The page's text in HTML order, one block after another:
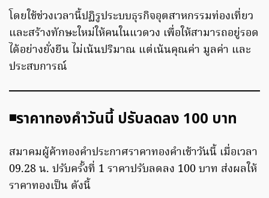
โดยใช้ช่วงเวลานี้ปฏิรูประบบธุรกิจอุตสาหกรรมท่องเที่ยว
และสร้างทักษะใหม่ให้คนในแวดวง เพื่อให้สามารถอยู่รอด
ได้อย่างยั่งยืน ไม่เน้นปริมาณ แต่เน้นคุณค่า มูลค่า และ
ประสบการณ์
◾️ราคาทองคำวันนี้ ปรับลดลง 100 บาท
สมาคมผู้ค้าทองคำประกาศราคาทองคำเช้าวันนี้ เมื่อเวลา
09.28 น. ปรับครั้งที่ 1 ราคาปรับลดลง 100 บาท ส่งผลให้
ราคาทองเป็น ดังนี้